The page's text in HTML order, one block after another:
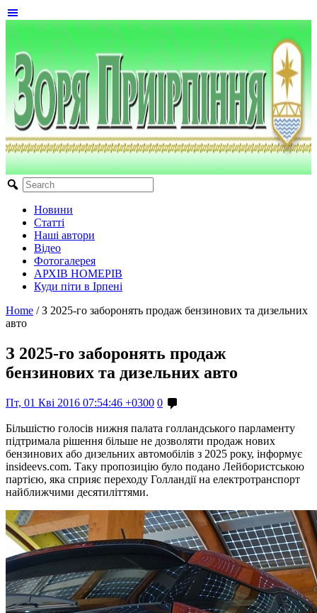
Новини
Статті
Наші автори
Відео
Фотогалерея
АРХІВ НОМЕРІВ
Куди піти в Ірпені
Home / З 2025-го заборонять продаж бензинових та дизельних
авто
З 2025-го заборонять продаж
бензинових та дизельних авто
Пт, 01 Кві 2016 07:54:46 +0300 0
Більшістю голосів нижня палата голландського парламенту
підтримала рішення більше не дозволяти продаж нових
бензинових або дизельних автомобілів з 2025 року, інформує
insideevs.com. Таку пропозицію було подано Лейбористською
партією, яка сприяє переходу Голландії на електротранспорт
найближчими десятиліттями.